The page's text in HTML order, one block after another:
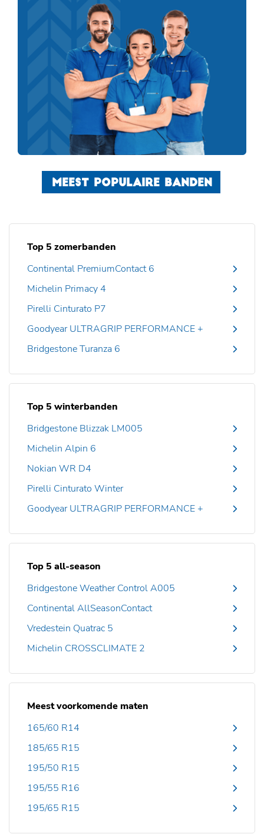
MEEST POPULAIRE BANDEN
Top 5 zomerbanden
Continental PremiumContact 6
Michelin Primacy 4
Pirelli Cinturato P7
Goodyear ULTRAGRIP PERFORMANCE +
Bridgestone Turanza 6
Top 5 winterbanden
Bridgestone Blizzak LM005
Michelin Alpin 6
Nokian WR D4
Pirelli Cinturato Winter
Goodyear ULTRAGRIP PERFORMANCE +
Top 5 all-season
Bridgestone Weather Control A005
Continental AllSeasonContact
Vredestein Quatrac 5
Michelin CROSSCLIMATE 2
Meest voorkomende maten
165/60 R14
185/65 R15
195/50 R15
195/55 R16
195/65 R15